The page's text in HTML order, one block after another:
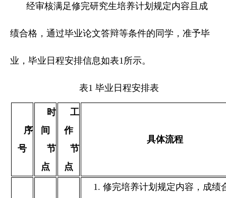
经审核满足修完研究生培养计划规定内容且成
绩合格，通过毕业论文答辩等条件的同学，准予毕
业，毕业日程安排信息如表1所示。
表1 毕业日程安排表
序
号
时
间
节
点
工
作
节
点
具体流程
1. 修完培养计划规定内容，成绩